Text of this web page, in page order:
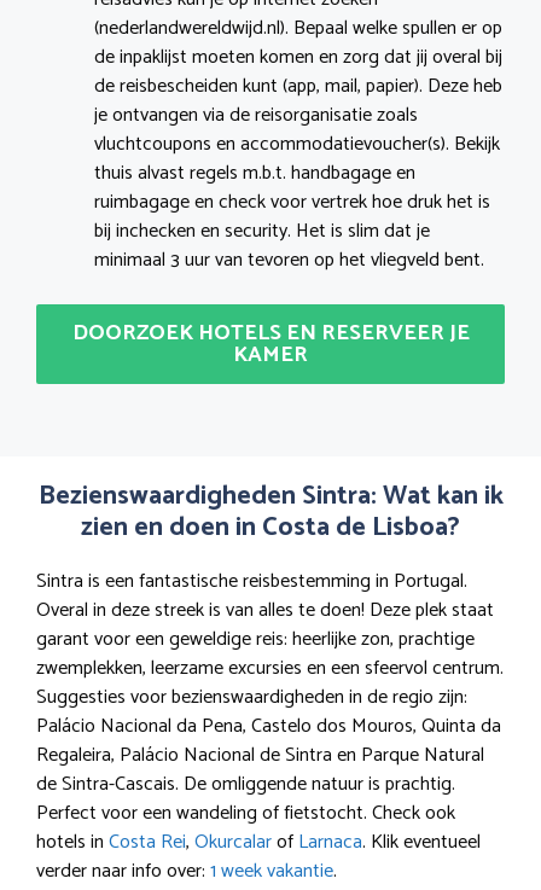
(nederlandwereldwijd.nl). Bepaal welke spullen er op
de inpaklijst moeten komen en zorg dat jij overal bij
de reisbescheiden kunt (app, mail, papier). Deze heb
je ontvangen via de reisorganisatie zoals
vluchtcoupons en accommodatievoucher(s). Bekijk
thuis alvast regels m.b.t. handbagage en
ruimbagage en check voor vertrek hoe druk het is
bij inchecken en security. Het is slim dat je
minimaal 3 uur van tevoren op het vliegveld bent.
DOORZOEK HOTELS EN RESERVEER JE
KAMER
Bezienswaardigheden Sintra: Wat kan ik
zien en doen in Costa de Lisboa?
Sintra is een fantastische reisbestemming in Portugal.
Overal in deze streek is van alles te doen! Deze plek staat
garant voor een geweldige reis: heerlijke zon, prachtige
zwemplekken, leerzame excursies en een sfeervol centrum.
Suggesties voor bezienswaardigheden in de regio zijn:
Palácio Nacional da Pena, Castelo dos Mouros, Quinta da
Regaleira, Palácio Nacional de Sintra en Parque Natural
de Sintra-Cascais. De omliggende natuur is prachtig.
Perfect voor een wandeling of fietstocht. Check ook
hotels inCosta Rei,OkurcalarofLarnaca. Klik eventueel
verder naar info over:1 week vakantie.